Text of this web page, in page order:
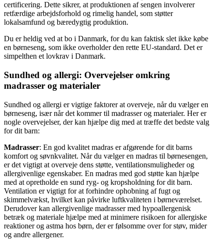
certificering. Dette sikrer, at produktionen af sengen involverer
retfærdige arbejdsforhold og rimelig handel, som støtter
lokalsamfund og bæredygtig produktion.
Du er heldig ved at bo i Danmark, for du kan faktisk slet ikke købe
en børneseng, som ikke overholder den rette EU-standard. Det er
simpelthen et lovkrav i Danmark.
Sundhed og allergi: Overvejelser omkring
madrasser og materialer
Sundhed og allergi er vigtige faktorer at overveje, når du vælger en
børneseng, især når det kommer til madrasser og materialer. Her er
nogle overvejelser, der kan hjælpe dig med at træffe det bedste valg
for dit barn:
Madrasser: En god kvalitet madras er afgørende for dit barns
komfort og søvnkvalitet. Når du vælger en madras til børnesengen,
er det vigtigt at overveje dens støtte, ventilationsmuligheder og
allergivenlige egenskaber. En madras med god støtte kan hjælpe
med at opretholde en sund ryg- og kropsholdning for dit barn.
Ventilation er vigtigt for at forhindre ophobning af fugt og
skimmelvækst, hvilket kan påvirke luftkvaliteten i børneværelset.
Derudover kan allergivenlige madrasser med hypoallergenisk
betræk og materiale hjælpe med at minimere risikoen for allergiske
reaktioner og astma hos børn, der er følsomme over for støv, mider
og andre allergener.